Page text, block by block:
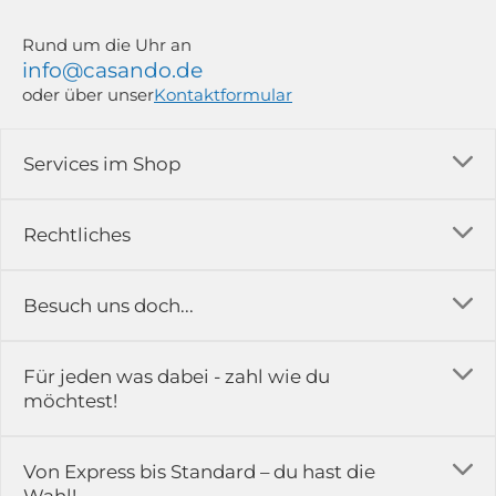
Rechtliches
Impressum
Rückgabe & Reklamation
Services im Shop
Versandkosten
Erfahrungsberichte & Bewertungen
Kontakt
Karriere
Besuch uns doch...
in der Ausstellung...
51789 Lindlar
Rund um die Uhr an
info@casando.de
oder über unserKontaktformular
Für jeden was dabei - zahl wie du
möchtest!
Von Express bis Standard – du hast die